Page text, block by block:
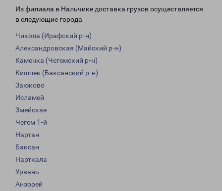
Из филиала в Нальчике доставка грузов осуществляется
в следующие города:
Чикола (Ирафский р-н)
Александровская (Майский р-н)
Каменка (Чегемский р-н)
Кишпек (Баксанский р-н)
Заюково
Исламей
Змейская
Чегем 1-й
Нартан
Баксан
Нарткала
Урвань
Анзорей